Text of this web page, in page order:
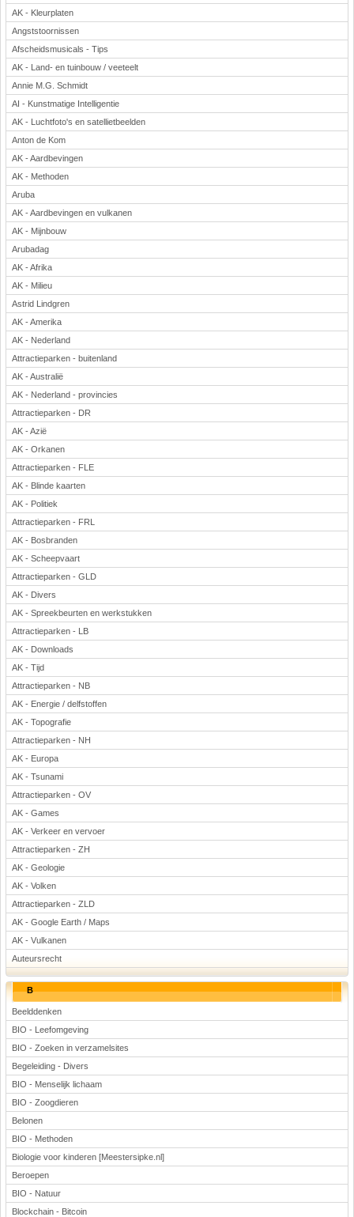
AK - Kleurplaten
Angststoornissen
Afscheidsmusicals - Tips
AK - Land- en tuinbouw / veeteelt
Annie M.G. Schmidt
AI - Kunstmatige Intelligentie
AK - Luchtfoto's en satellietbeelden
Anton de Kom
AK - Aardbevingen
AK - Methoden
Aruba
AK - Aardbevingen en vulkanen
AK - Mijnbouw
Arubadag
AK - Afrika
AK - Milieu
Astrid Lindgren
AK - Amerika
AK - Nederland
Attractieparken - buitenland
AK - Australië
AK - Nederland - provincies
Attractieparken - DR
AK - Azië
AK - Orkanen
Attractieparken - FLE
AK - Blinde kaarten
AK - Politiek
Attractieparken - FRL
AK - Bosbranden
AK - Scheepvaart
Attractieparken - GLD
AK - Divers
AK - Spreekbeurten en werkstukken
Attractieparken - LB
AK - Downloads
AK - Tijd
Attractieparken - NB
AK - Energie / delfstoffen
AK - Topografie
Attractieparken - NH
AK - Europa
AK - Tsunami
Attractieparken - OV
AK - Games
AK - Verkeer en vervoer
Attractieparken - ZH
AK - Geologie
AK - Volken
Attractieparken - ZLD
AK - Google Earth / Maps
AK - Vulkanen
Auteursrecht
B
Beelddenken
BIO - Leefomgeving
BIO - Zoeken in verzamelsites
Begeleiding - Divers
BIO - Menselijk lichaam
BIO - Zoogdieren
Belonen
BIO - Methoden
Biologie voor kinderen [Meestersipke.nl]
Beroepen
BIO - Natuur
Blockchain - Bitcoin